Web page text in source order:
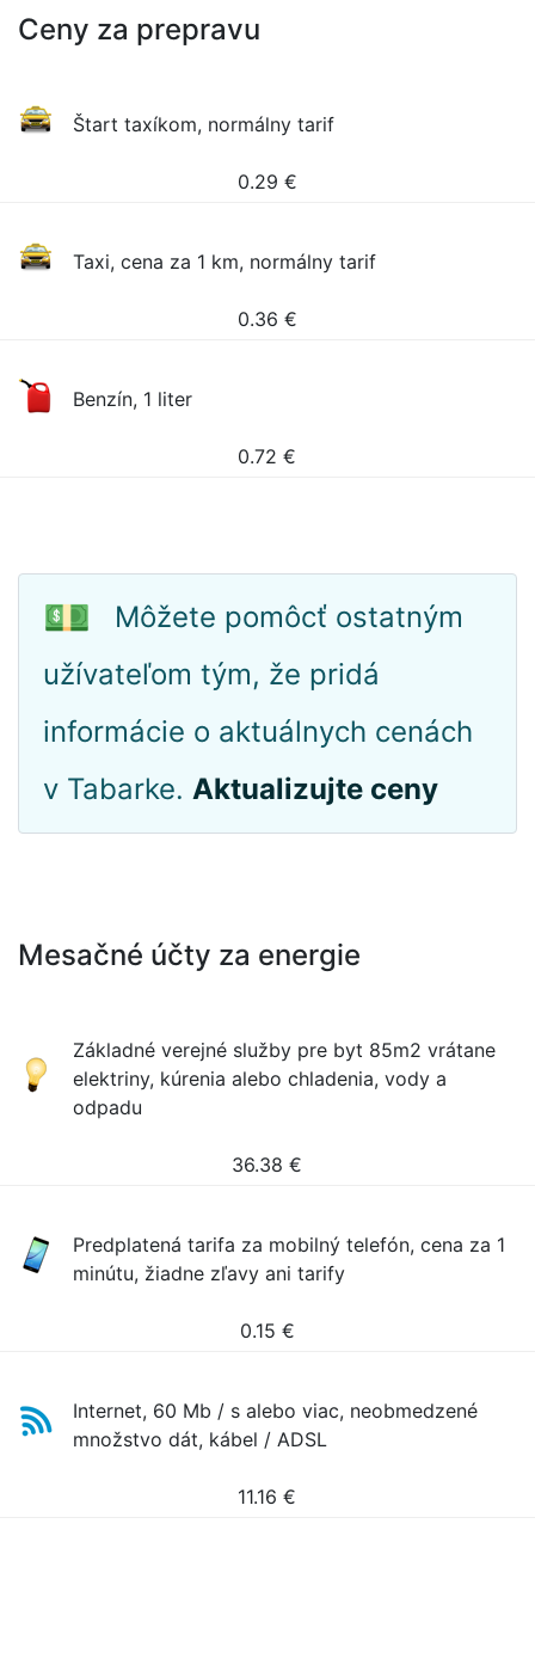
Ceny za prepravu
Štart taxíkom, normálny tarif
0.29 €
Taxi, cena za 1 km, normálny tarif
0.36 €
Benzín, 1 liter
0.72 €
💵
Môžete pomôcť ostatným
užívateľom tým, že pridá
informácie o aktuálnych cenách
v Tabarke. Aktualizujte ceny
Mesačné účty za energie
Základné verejné služby pre byt 85m2 vrátane
elektriny, kúrenia alebo chladenia, vody a
odpadu
36.38 €
Predplatená tarifa za mobilný telefón, cena za 1
minútu, žiadne zľavy ani tarify
0.15 €
Internet, 60 Mb / s alebo viac, neobmedzené
množstvo dát, kábel / ADSL
11.16 €